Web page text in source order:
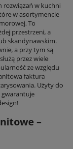
rozwiązań w kuchni
w asortymencie
To
przestrzeni, a
skandynawskim.
a przy tym są
przez wiele
ze względu
faktura
Użyty do
–